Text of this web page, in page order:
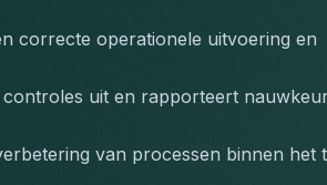
correcte operationele uitvoering en
uit en rapporteert
van processen binnen het